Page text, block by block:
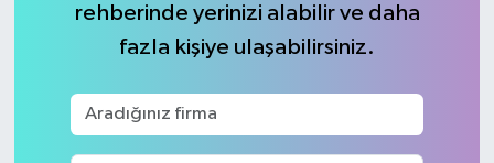
rehberinde yerinizi alabilir ve daha
fazla kişiye ulaşabilirsiniz.
Haber Arşivi